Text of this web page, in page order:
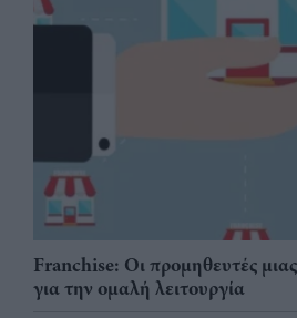
Franchise: Οι προμηθευτές μιας
για την ομαλή λειτουργία